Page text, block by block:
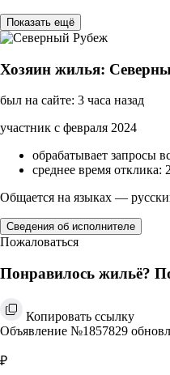
Показать ещё
Хозяин жилья:
был на сайте: 3 часа назад
участник с февраля 2024
обрабатывает запросы
среднее время отклика:
Общается на языках —
Сведения об исполнителе
Пожаловаться
Понравилось жильё?
Копировать ссылку
Объявление №1857829
₽